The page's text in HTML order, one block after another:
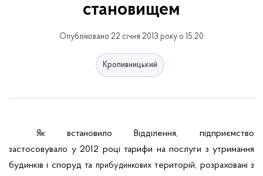
становищем
Опубліковано 22 січня 2013 року о 15:20
Кропивницький
Як встановило Відділення, підприємство
застосовувало у 2012 році тарифи на послуги з утримання
будинків і споруд та прибудинковихтериторій, розраховані з